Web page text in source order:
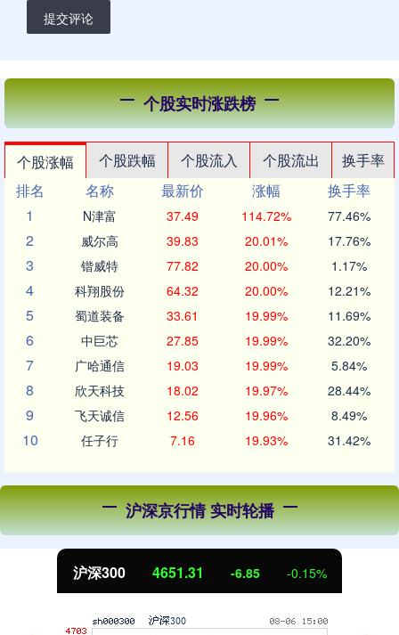
提交评论
个股实时涨跌榜
个股涨幅 个股跌幅 个股流入 个股流出
换手率
排名
名称 最新价 涨幅
换手率
1
N津富 37.49 114.72% 77.46%
2 威尔高 39.83 20.01% 17.76%
3 锴威特 77.82 20.00% 1.17%
4 科翔股份 64.32 20.00% 12.21%
5 蜀道装备 33.61 19.99% 11.69%
6 中巨芯 27.85 19.99% 32.20%
7 广哈通信 19.03 19.99% 5.84%
8 欣天科技 18.02 19.97% 28.44%
9 飞天诚信 12.56 19.96% 8.49%
10 任子行 7.16 19.93% 31.42%
沪深京行情 实时轮播
沪深300 4651.31 -6.85 -0.15%